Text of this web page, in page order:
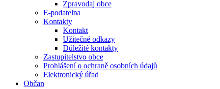
Zpravodaj obce
E-podatelna
Kontakty
Kontakt
Užitečné odkazy
Důležité kontakty
Zastupitelstvo obce
Prohlášení o ochraně osobních údajů
Elektronický úřad
Občan